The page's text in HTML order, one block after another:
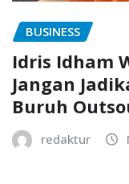
BUSINESS
Idris Idham
Jangan
Buruh
redaktur